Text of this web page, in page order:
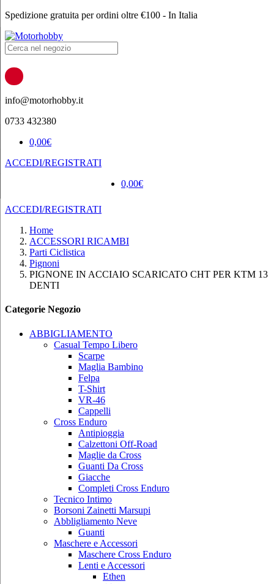
Spedizione gratuita per ordini oltre €100 - In Italia
Products
search
info@motorhobby.it
0733 432380
0,00€
ACCEDI/REGISTRATI
0,00€
ACCEDI/REGISTRATI
Home
ACCESSORI RICAMBI
Parti Ciclistica
Pignoni
PIGNONE IN ACCIAIO SCARICATO CHT PER KTM 13
DENTI
Categorie Negozio
ABBIGLIAMENTO
Casual Tempo Libero
Scarpe
Maglia Bambino
Felpa
T-Shirt
VR-46
Cappelli
Cross Enduro
Antipioggia
Calzettoni Off-Road
Maglie da Cross
Guanti Da Cross
Giacche
Completi Cross Enduro
Tecnico Intimo
Borsoni Zainetti Marsupi
Abbligliamento Neve
Guanti
Maschere e Accessori
Maschere Cross Enduro
Lenti e Accessori
Ethen